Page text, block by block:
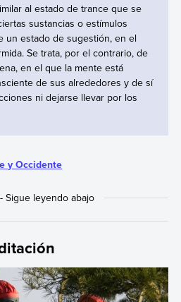
al estado de trance que se
sustancias o estímulos
un estado de sugestión, en el
Se trata, por el contrario, de
en el que la mente está
de sus alrededores y de sí
ni dejarse llevar por los
y Occidente